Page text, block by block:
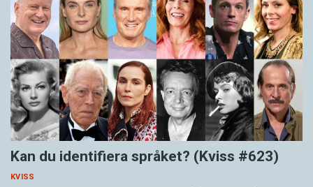
Kan du identifiera språket? (Kviss #623)
KVISS